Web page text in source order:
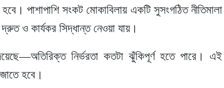
পাশাপাশি সংকট মোকাবিলায় একটি সুসংগঠিত নীতিমালা
ও কার্যকর সিদ্ধান্ত নেওয়া যায়।
নির্ভরতা কতটা ঝুঁকিপূর্ণ হতে পারে। এই
হবে।